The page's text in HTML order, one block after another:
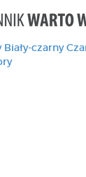
Biały-czarny